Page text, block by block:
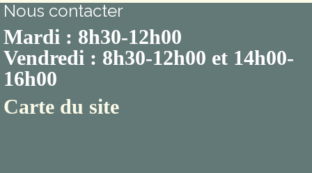
Nous contacter
Mardi : 8h30-12h00
Vendredi : 8h30-12h00 et 14h00-
16h00
Carte du site